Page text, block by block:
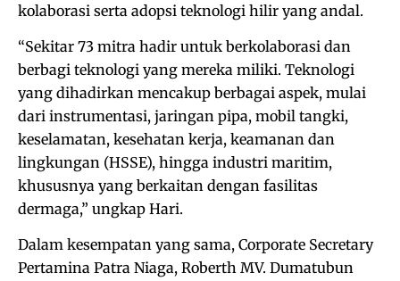
kolaborasi serta adopsi teknologi hilir yang andal.
“Sekitar 73 mitra hadir untuk berkolaborasi dan
berbagi teknologi yang mereka miliki. Teknologi
yang dihadirkan mencakup berbagai aspek, mulai
dari instrumentasi, jaringan pipa, mobil tangki,
keselamatan, kesehatan kerja, keamanan dan
lingkungan (HSSE), hingga industri maritim,
khususnya yang berkaitan dengan fasilitas
dermaga,” ungkap Hari.
Dalam kesempatan yang sama, Corporate Secretary
Pertamina Patra Niaga, Roberth MV. Dumatubun